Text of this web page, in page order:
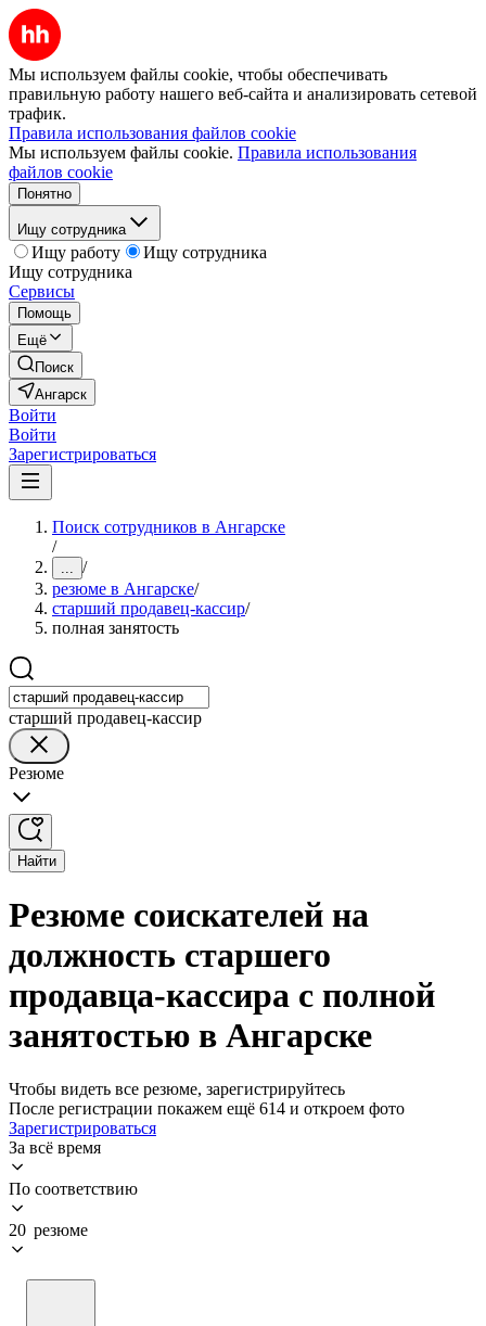
Мы используем файлы cookie, чтобы обеспечивать
правильную работу нашего веб-сайта и анализировать сетевой
трафик.
Правила использования файлов cookie
Мы используем файлы cookie. Правила использования
файлов cookie
Понятно
Ищу сотрудника
Ищу работу
Ищу сотрудника
Ищу сотрудника
Сервисы
Помощь
Ещё
Поиск
Ангарск
Войти
Войти
Зарегистрироваться
Поиск сотрудников в Ангарске
/
... /
резюме в Ангарске/
старший продавец-кассир/
полная занятость
старший продавец-кассир
Резюме
Найти
Резюме соискателей на
должность старшего
продавца-кассира с полной
занятостью в Ангарске
Чтобы видеть все резюме, зарегистрируйтесь
После регистрации покажем ещё 614 и откроем фото
Зарегистрироваться
За всё время
По соответствию
20 резюме